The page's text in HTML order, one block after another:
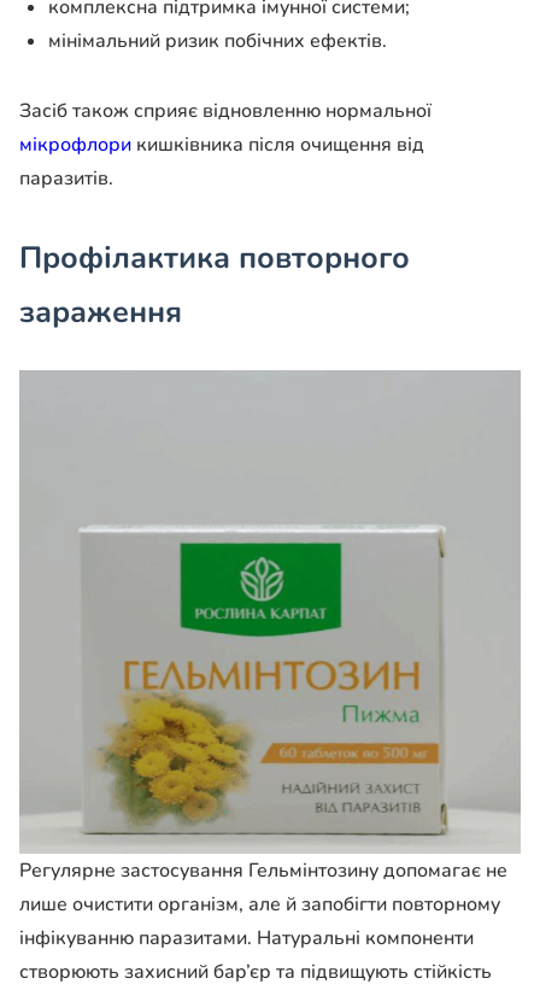
комплексна підтримка імунної системи;
мінімальний ризик побічних ефектів.
Засіб також сприяє відновленню нормальної
мікрофлори кишківника після очищення від
паразитів.
Профілактика повторного
зараження
Регулярне застосування Гельмінтозину допомагає не
лише очистити організм, але й запобігти повторному
інфікуванню паразитами. Натуральні компоненти
створюють захисний бар’єр та підвищують стійкість